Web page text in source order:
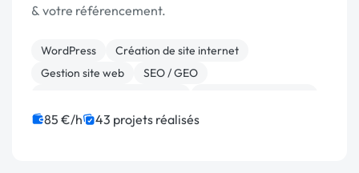
& votre référencement.
WordPress
Création de site internet
Gestion site web
SEO / GEO
Référencement, liens
Site E-commerce
85 €/h 43 projets réalisés